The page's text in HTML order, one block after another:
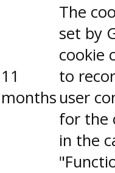
11
months
The
set by
cookie
to
user
for the
in the